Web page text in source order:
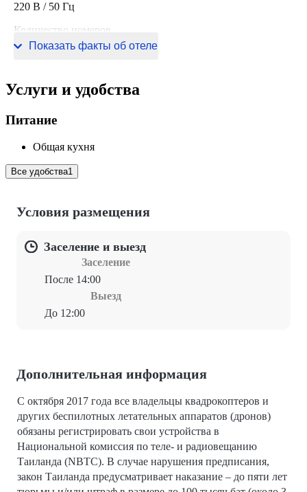
220 В / 50 Гц
Количество номеров
Показать факты об отеле
Услуги и удобства
Питание
Общая кухня
Все удобства1
Условия размещения
Заселение и выезд
Заселение
После 14:00
Выезд
До 12:00
Дополнительная информация
С октября 2017 года все владельцы квадрокоптеров и
других беспилотных летательных аппаратов (дронов)
обязаны регистрировать свои устройства в
Национальной комиссия по теле- и радиовещанию
Таиланда (NBTC). В случае нарушения предписания,
закон Таиланда предусматривает наказание – до пяти лет